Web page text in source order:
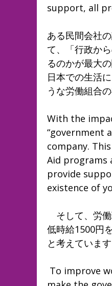
support, all
ある民間会社
て、「行政か
るのかが最大
日本での生活
うな労働組合
With the
“government
company.
Aid programs
provide
existence of
そして、労
低時給1500円
と考えています
To improve